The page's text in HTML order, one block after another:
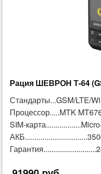
Рация ШЕВРОН Т-64
Стандарты...GSM/LTE/
Процессор.....MTK
SIM-